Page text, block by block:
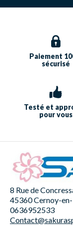
Paiement
sécurisé
Testé et
pour vous
8 Rue de
45360 Cernoy-
0636952533